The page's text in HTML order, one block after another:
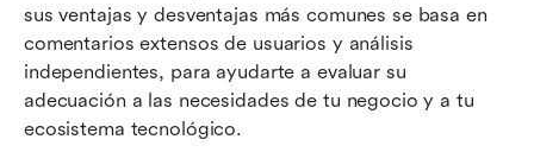
sus ventajas y desventajas más comunes se basa en
comentarios extensos de usuarios y análisis
independientes, para ayudarte a evaluar su
adecuación a las necesidades de tu negocio y a tu
ecosistema tecnológico.